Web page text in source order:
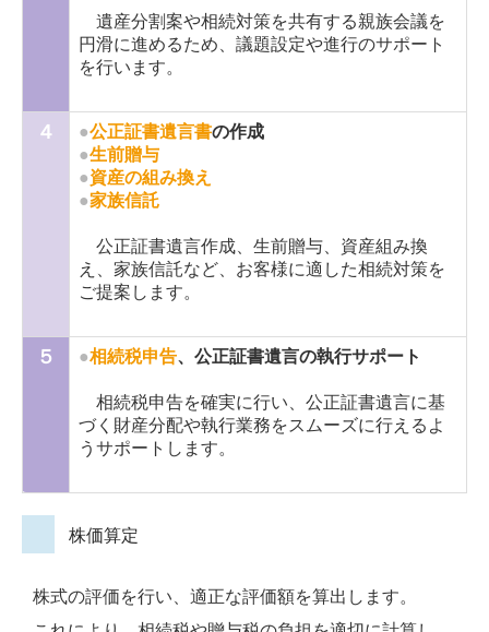
遺産分割案や相続対策を共有する親族会議を
円滑に進めるため、議題設定や進行のサポート
を行います。
４ ●公正証書遺言書の作成
●生前贈与
●資産の組み換え
●家族信託
公正証書遺言作成、生前贈与、資産組み換
え、家族信託など、お客様に適した相続対策を
ご提案します。
５ ●相続税申告、公正証書遺言の執行サポート
相続税申告を確実に行い、公正証書遺言に基
づく財産分配や執行業務をスムーズに行えるよ
うサポートします。
株価算定
株式の評価を行い、適正な評価額を算出します。